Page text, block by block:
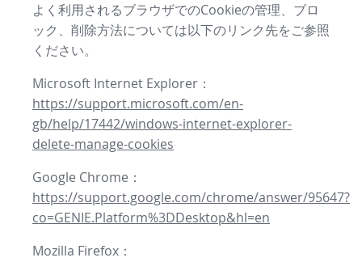
よく利用されるブラウザでのCookieの管理、ブロ
ック、削除方法については以下のリンク先をご参照
ください。
Microsoft Internet Explorer：
https://support.microsoft.com/en-
gb/help/17442/windows-internet-explorer-
delete-manage-cookies
Google Chrome：
https://support.google.com/chrome/answer/95647?
co=GENIE.Platform%3DDesktop&hl=en
Mozilla Firefox：